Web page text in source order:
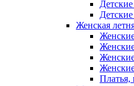
Женская
Платья,